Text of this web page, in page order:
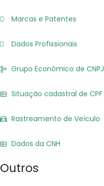
Marcas e Patentes
Dados Profissionais
Grupo Econômico de CNPJ
Situação cadastral de CPF
Rastreamento de Veículo
Dados da CNH
Outros